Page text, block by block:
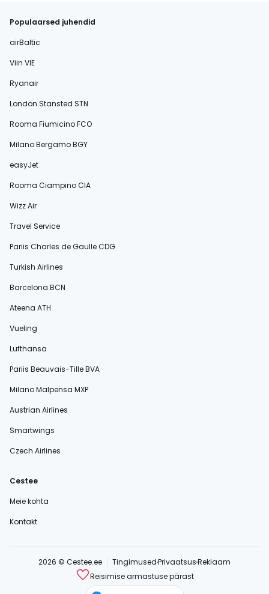
Populaarsed juhendid
airBaltic
Viin VIE
Ryanair
London Stansted STN
Rooma Fiumicino FCO
Milano Bergamo BGY
easyJet
Rooma Ciampino CIA
Wizz Air
Travel Service
Pariis Charles de Gaulle CDG
Turkish Airlines
Barcelona BCN
Ateena ATH
Vueling
Lufthansa
Pariis Beauvais-Tille BVA
Milano Malpensa MXP
Austrian Airlines
Smartwings
Czech Airlines
Cestee
Meie kohta
Kontakt
2026 © Cestee.ee TingimusedPrivaatsusReklaam
Reisimise armastuse pärast
cestee.com